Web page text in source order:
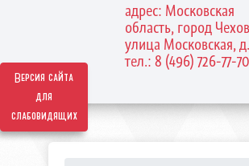
Версия сайта
для
слабовидящих
адрес: Московская
область, город
улица Московская,
тел.: 8 (496) 726-77-70